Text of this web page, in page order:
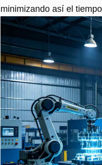
minimizando así el